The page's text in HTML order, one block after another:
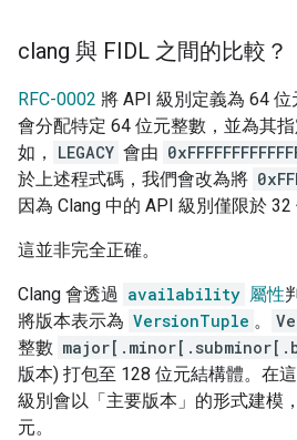
clang 與 FIDL 之間的比較？
RFC-0002 將 API 級別定義為 64
會分配特定 64 位元整數，並為其
如，
LEGACY 會由
於上述程式碼，我們會改為將
因為 Clang 中的 API 級別僅限於 32
這並非完全正確。
Clang 會透過 availability 屬性
將版本表示為 VersionTuple 。
整數
版本) 打包至 128 位元結構體。在
級別會以「主要版本」的形式建模
元。